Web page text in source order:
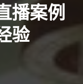
播案例
验